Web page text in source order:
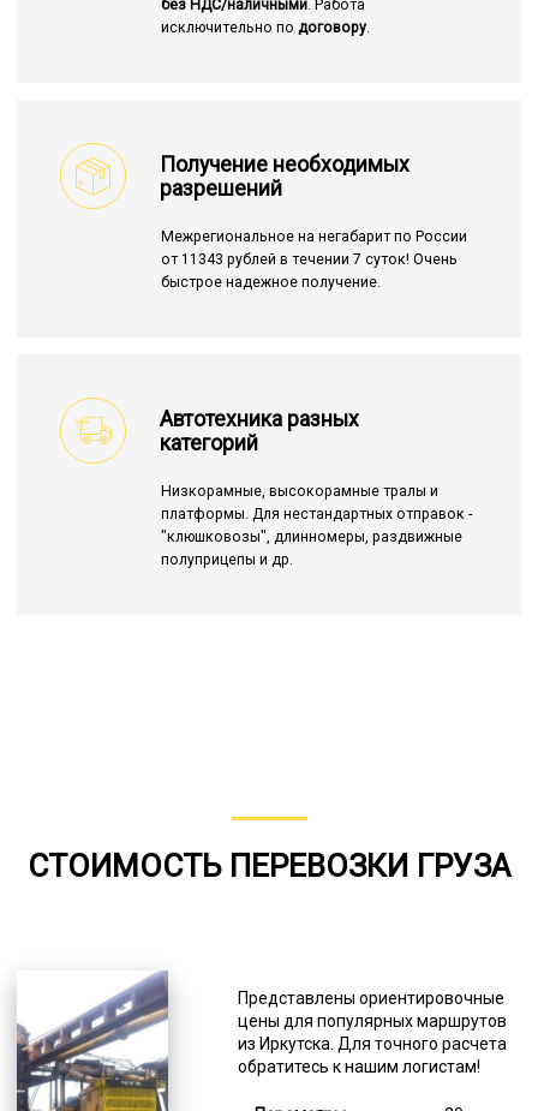
без НДС/наличными. Работа
исключительно по договору.
Получение необходимых
разрешений
Межрегиональное на негабарит по России
от 11343 рублей в течении 7 суток! Очень
быстрое надежное получение.
Автотехника разных
категорий
Низкорамные, высокорамные тралы и
платформы. Для нестандартных отправок -
"клюшковозы", длинномеры, раздвижные
полуприцепы и др.
СТОИМОСТЬ ПЕРЕВОЗКИ ГРУЗА
Представлены ориентировочные
цены для популярных маршрутов
из Иркутска. Для точного расчета
обратитесь к нашим логистам!